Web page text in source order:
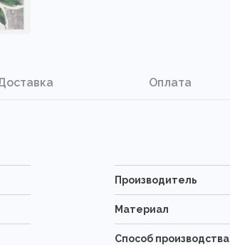
Оплата
Производитель
Материал
Способ производства